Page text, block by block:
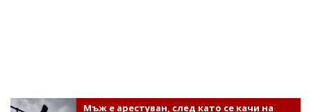
Мъж е арестуван, след като се качи на